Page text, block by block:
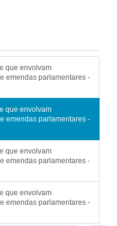
que envolvam
emendas parlamentares -
que envolvam
emendas parlamentares -
que envolvam
emendas parlamentares -
que envolvam
emendas parlamentares -